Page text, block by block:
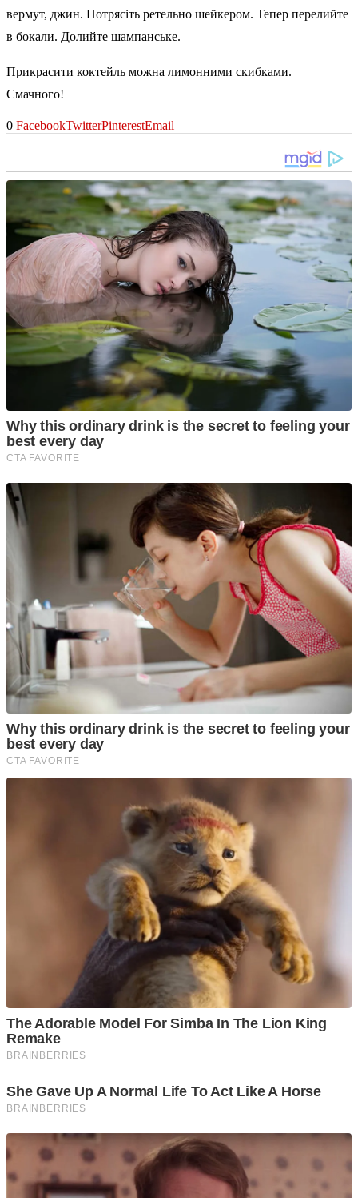
вермут, джин. Потрясіть ретельно шейкером. Тепер перелийте
в бокали. Долийте шампанське.
Прикрасити коктейль можна лимонними скибками.
Смачного!
0 FacebookTwitterPinterestEmail